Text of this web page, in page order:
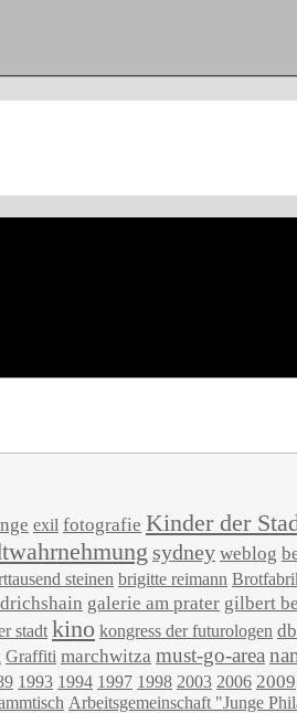
exil fotografie Kinder der
sydney weblog
steinen brigitte reimann
galerie am prater gilbert
stadt kino kongress der futurologen
Graffiti marchwitza must-go-area
1993 1994 1997 1998 2003 2006 2009
Arbeitsgemeinschaft "Junge